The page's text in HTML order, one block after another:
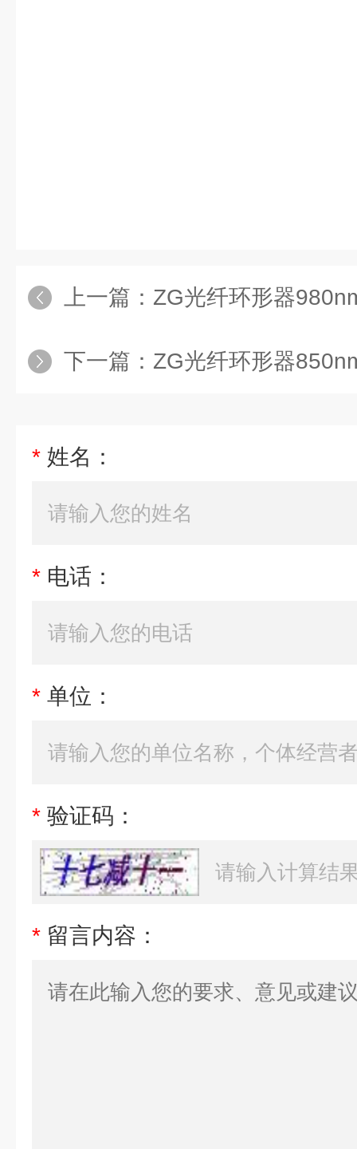
上一篇： ZG光纤环形器
下一篇： ZG光纤环形器
* 姓名：
* 电话：
* 单位：
* 验证码：
* 留言内容：